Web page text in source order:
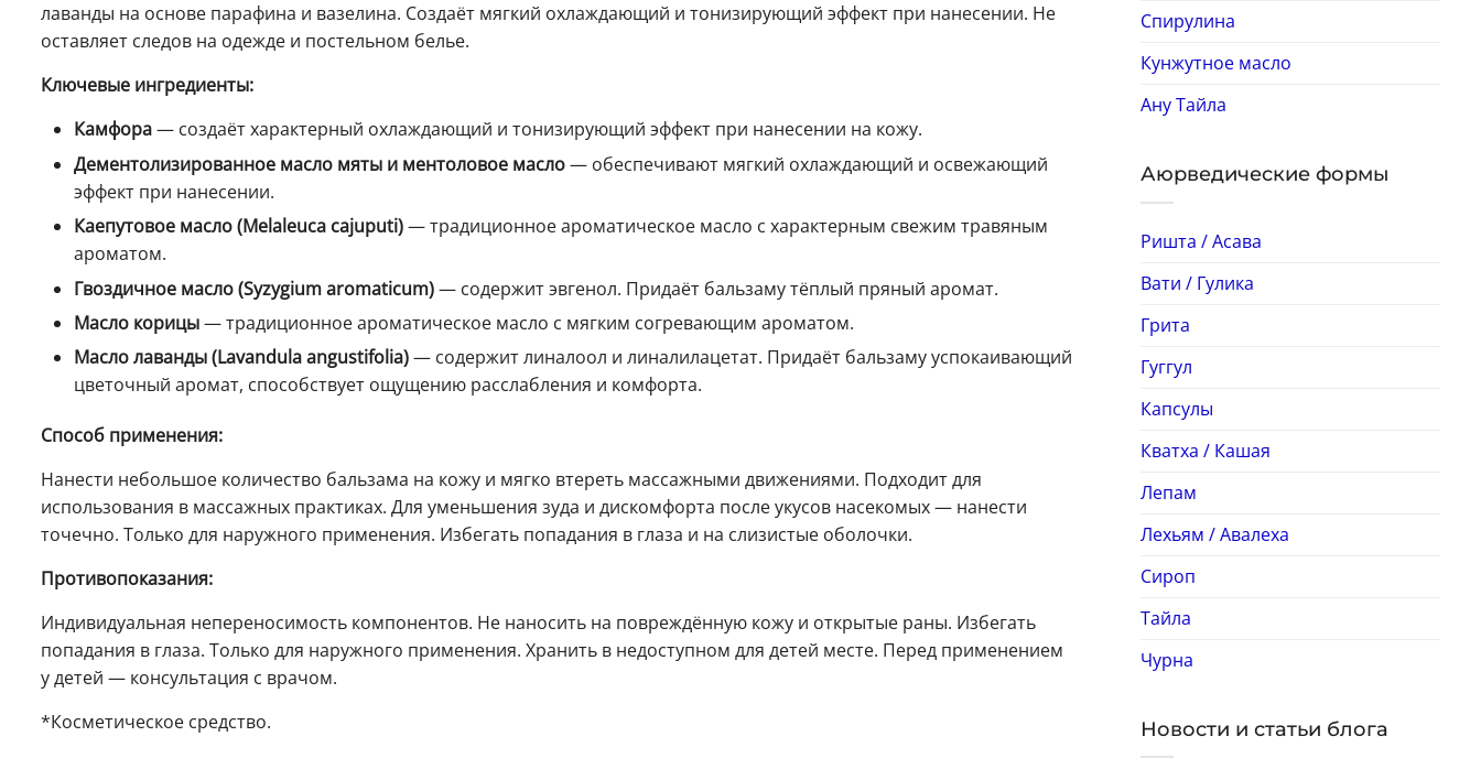
Спирулина
Кунжутное масло
Ану Тайла
Аюрведические формы
Ришта / Асава
Вати / Гулика
Грита
Гуггул
Капсулы
Кватха / Кашая
Лепам
Лехьям / Авалеха
Сироп
Тайла
Чурна
Новости и статьи блога
лаванды на основе парафина и вазелина. Создаёт мягкий охлаждающий и тонизирующий эффект при нанесении. Не
оставляет следов на одежде и постельном белье.
Ключевые ингредиенты:
Камфора— создаёт характерный охлаждающий и тонизирующий эффект при нанесении на кожу.
Дементолизированное масло мяты и ментоловое масло— обеспечивают мягкий охлаждающий и освежающий
эффект при нанесении.
Каепутовое масло (Melaleuca cajuputi)— традиционное ароматическое масло с характерным свежим травяным
ароматом.
Гвоздичное масло (Syzygium aromaticum)— содержит эвгенол. Придаёт бальзаму тёплый пряный аромат.
Масло корицы— традиционное ароматическое масло с мягким согревающим ароматом.
Масло лаванды (Lavandula angustifolia)— содержит линалоол и линалилацетат. Придаёт бальзаму успокаивающий
цветочный аромат, способствует ощущению расслабления и комфорта.
Способ применения:
Нанести небольшое количество бальзама на кожу и мягко втереть массажными движениями. Подходит для
использования в массажных практиках. Для уменьшения зуда и дискомфорта после укусов насекомых — нанести
точечно. Только для наружного применения. Избегать попадания в глаза и на слизистые оболочки.
Противопоказания:
Индивидуальная непереносимость компонентов. Не наносить на повреждённую кожу и открытые раны. Избегать
попадания в глаза. Только для наружного применения. Хранить в недоступном для детей месте. Перед применением
у детей — консультация с врачом.
*Косметическое средство.